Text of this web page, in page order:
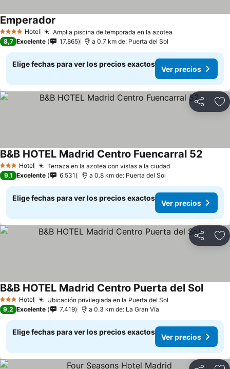
4 EstrellasHotel Amplia piscina de temporada en la azotea
Emperador
8,7 Excelente 17.865 a 0.7 km de: Puerta del Sol
Elige fechas para ver los precios exactos
Ver precios
Compartir
3 Estrellas
Hotel Terraza en la azotea con vistas a la ciudadVer precios
B&B HOTEL Madrid Centro Fuencarral 52
9,1 Excelente 6.531 a 0.8 km de: Puerta del Sol
Elige fechas para ver los precios exactos
Ver precios
Compartir
3 Estrellas
Hotel Ubicación privilegiada en la Puerta del Sol
B&B HOTEL Madrid Centro Puerta del SolVer
9,2 Excelente 7.419 a 0.3 km de: La Gran Vía
Elige fechas para ver los precios exactos
Ver precios